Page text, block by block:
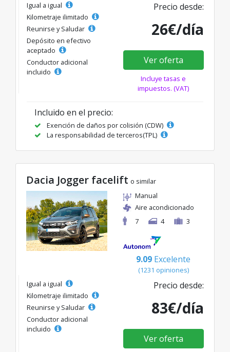
Igual a igual
Kilometraje ilimitado
Reunirse y Saludar
Depósito en efectivo
aceptado
Conductor adicional
incluido
Precio desde:
26€/día
Ver oferta
Incluye tasas e
impuestos. (VAT)
Incluido en el precio:
Exención de daños por colisión (CDW)
La responsabilidad de terceros(TPL)
Dacia Jogger facelift o similar
Manual
Aire acondicionado
7
4 3
9.09 Excelente
(1231 opiniones)
Igual a igual
Kilometraje ilimitado
Reunirse y Saludar
Conductor adicional
incluido
Precio desde:
83€/día
Ver oferta